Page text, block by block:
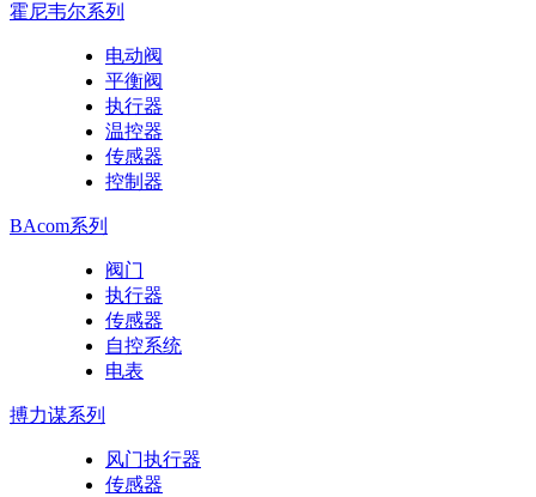
霍尼韦尔系列
电动阀
平衡阀
执行器
温控器
传感器
控制器
BAcom系列
阀门
执行器
传感器
自控系统
电表
搏力谋系列
风门执行器
传感器